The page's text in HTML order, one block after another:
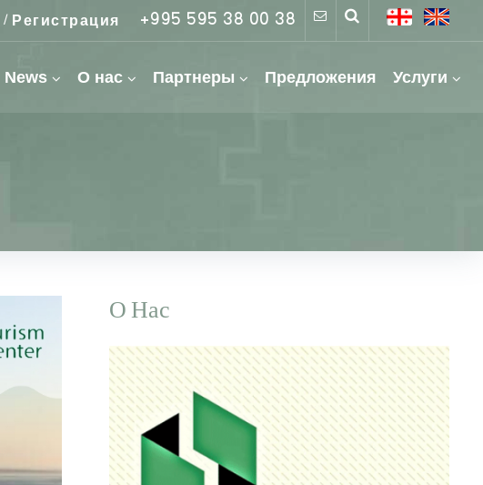
/ Регистрация +995 595 38 00 38
News О нас Партнеры Предложения Услуги
О Нас